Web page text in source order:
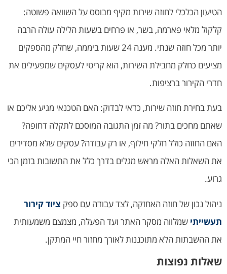
הטיעון הכלכלי לחוזה שירות מקיף מבוסס על השוואה פשוטה:
קלקול מלאי פארמה, בשר, או פרחים בשעות הלילה עולה הרבה
יותר מכל חוזה שנתי. מענה 24 שעות ביממה, שחלק מהספקים
מציעים כחלק מחבילת השירות, הוא קריטי לעסקים שמפעילים את
חדרי הקירור ברציפות.
בעת בחירת חוזה שירות, כדאי לבדוק: האם הטכנאי מגיע אליכם או
שאתם מחכים בתור? מה זמן התגובה המוסכם לתקלה דחופה?
האם החוזה כולל חלקי חילוף, או רק עבודה? עסקים שלא מסדירים
את השאלות האלה מראש מגלים בדרך כלל את התשובות בזמן הכי
גרוע.
ניהול נכון של חוזה האחזקה, לצד עבודה עם ספק ציוד קירור
תעשייתי שמלווה מסקר האתר ועד הפעלה, מצמצם משמעותית
את ההשבתות הלא מתוכננות לאורך מחזור חיי המתקן.
שאלות נפוצות